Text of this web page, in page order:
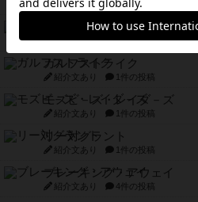
紹介文あり 3件の投稿
ダイススローン
紹介文なし 1件の投稿
ガルフストライク
紹介文あり 1件の投稿
モズビ－ズ・レイダ－ズ
紹介文あり 1件の投稿
リー対グラント
紹介文あり 1件の投稿
ブレーキング・アウェイ
紹介文あり 4件の投稿